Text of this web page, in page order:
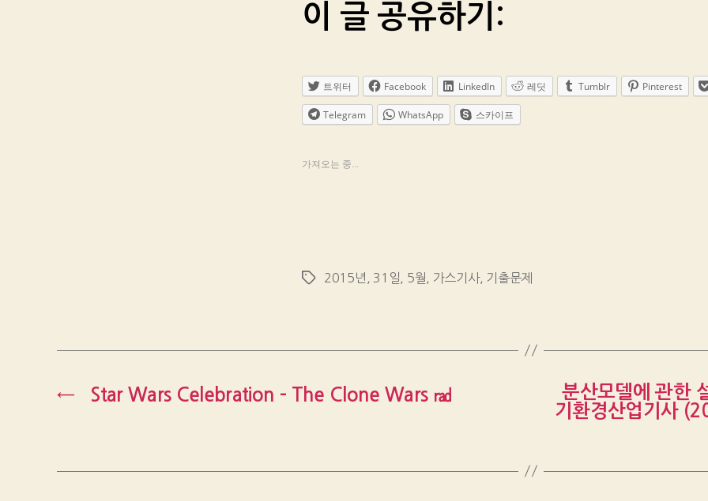
이 글 공유하기:
트위터 Facebook LinkedIn 레딧 Tumblr Pinterest
Telegram WhatsApp 스카이프
가져오는 중...
Tags2015년 31일 5월 가스기사, 기출문제
← Star Wars Celebration – The Clone Wars ㎭
분산모델에 관한
기환경산업기사